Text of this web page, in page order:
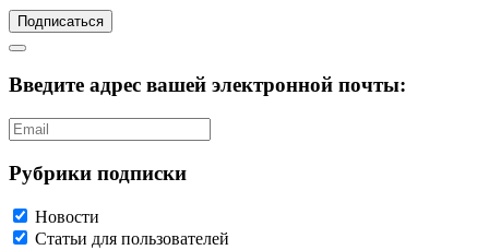
Подписаться
Введите адрес вашей электронной почты:
Рубрики подписки
Новости
Статьи для пользователей